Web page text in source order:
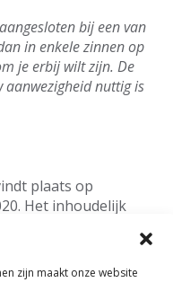
zijn maakt onze website
bij een van
in enkele zinnen op
je erbij wilt zijn. De
nuttig is
plaats op
Het inhoudelijk
een bevestiging met
van tevoren ontvang